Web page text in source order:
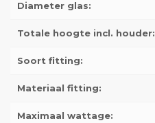
Diameter glas:
Totale hoogte incl. houder:
Soort fitting:
Materiaal fitting:
Maximaal wattage: